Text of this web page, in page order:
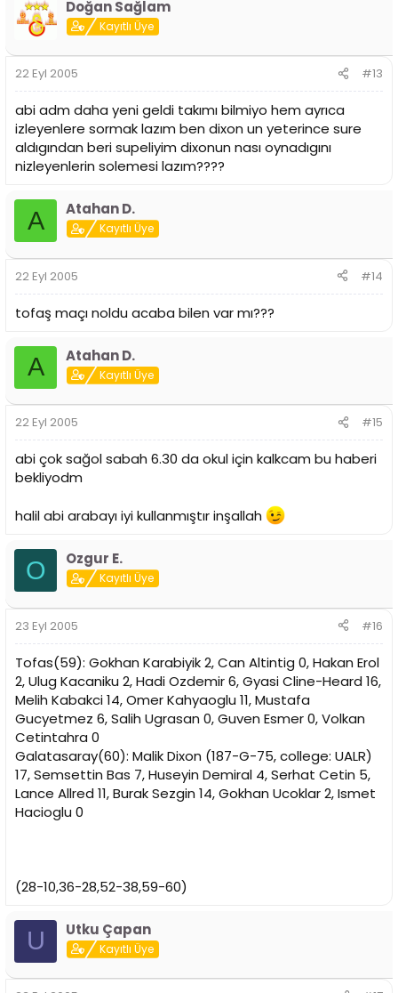
Doğan Sağlam
Kayıtlı Üye
22 Eyl 2005 #13
abi adm daha yeni geldi takımı bilmiyo hem ayrıca
izleyenlere sormak lazım ben dixon un yeterince sure
aldıgından beri supeliyim dixonun nası oynadıgını
nizleyenlerin solemesi lazım????
A Atahan D.
Kayıtlı Üye
22 Eyl 2005 #14
tofaş maçı noldu acaba bilen var mı???
A Atahan D.
Kayıtlı Üye
22 Eyl 2005 #15
abi çok sağol sabah 6.30 da okul için kalkcam bu haberi
bekliyodm
halil abi arabayı iyi kullanmıştır inşallah
O Ozgur E.
Kayıtlı Üye
23 Eyl 2005 #16
Tofas(59): Gokhan Karabiyik 2, Can Altintig 0, Hakan Erol
2, Ulug Kacaniku 2, Hadi Ozdemir 6, Gyasi Cline-Heard 16,
Melih Kabakci 14, Omer Kahyaoglu 11, Mustafa
Gucyetmez 6, Salih Ugrasan 0, Guven Esmer 0, Volkan
Cetintahra 0
Galatasaray(60): Malik Dixon (187-G-75, college: UALR)
17, Semsettin Bas 7, Huseyin Demiral 4, Serhat Cetin 5,
Lance Allred 11, Burak Sezgin 14, Gokhan Ucoklar 2, Ismet
Hacioglu 0
(28-10,36-28,52-38,59-60)
U Utku Çapan
Kayıtlı Üye